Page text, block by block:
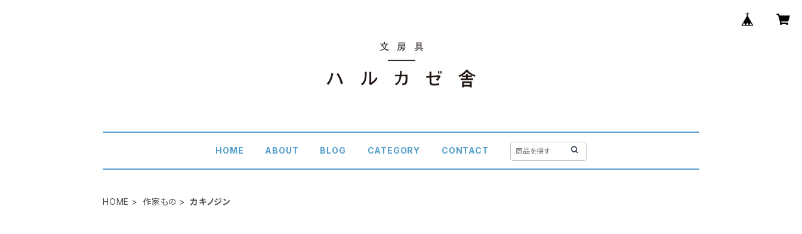
HOME ABOUT BLOG CATEGORY CONTACT
HOME 作家もの カキノジン